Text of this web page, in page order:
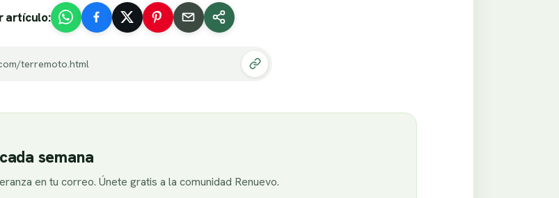
artículo:
terremoto.html
semana
en tu correo. Únete gratis a la comunidad Renuevo.